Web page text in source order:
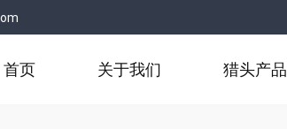
首页 关于我们 猎头产品